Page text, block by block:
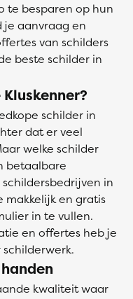
te besparen op hun
je aanvraag en
van schilders
beste schilder in
schilder in
dat er veel
welke schilder
betaalbare
in
makkelijk en gratis
in te vullen.
en offertes heb je
kwaliteit waar